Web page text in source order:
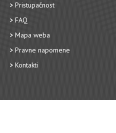
Pristupačnost
FAQ
Mapa weba
Pravne napomene
Kontakti